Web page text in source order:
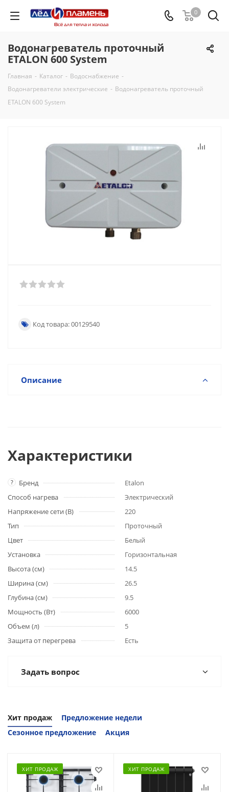
0
Водонагреватель проточный
ETALON 600 System
Главная - Каталог - Водоснабжение -
Водонагреватели электрические - Водонагреватель проточный
ETALON 600 System
Код товара: 00129540
Описание
Характеристики
? Бренд
Etalon
Способ нагрева
Электрический
Напряжение сети (В)
220
Тип
Проточный
Цвет
Белый
Установка
Горизонтальная
Высота (см)
14.5
Ширина (см)
26.5
Глубина (см)
9.5
Мощность (Вт)
6000
Объем (л)
5
Защита от перегрева
Есть
Задать вопрос
Хит продаж
Предложение недели
Сезонное предложение
Акция
ХИТ ПРОДАЖ ХИТ ПРОДАЖ